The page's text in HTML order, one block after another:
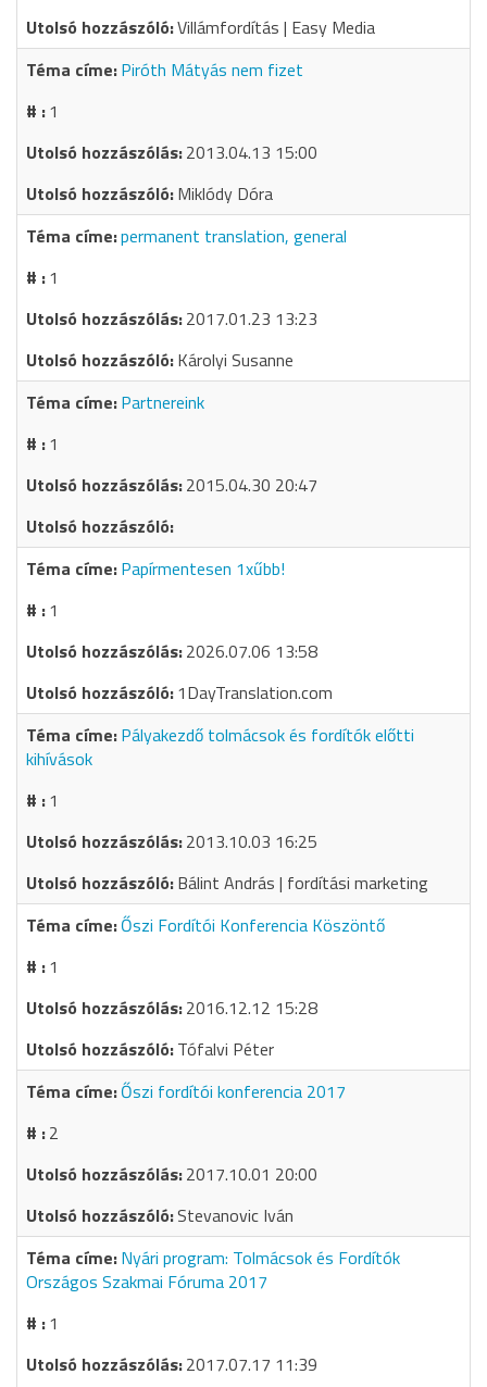
Villámfordítás | Easy Media
Piróth Mátyás nem fizet
1
2013.04.13 15:00
Miklódy Dóra
permanent translation, general
1
2017.01.23 13:23
Károlyi Susanne
Partnereink
1
2015.04.30 20:47
Papírmentesen 1xűbb!
1
2026.07.06 13:58
1DayTranslation.com
Pályakezdő tolmácsok és fordítók előtti
kihívások
1
2013.10.03 16:25
Bálint András | fordítási marketing
Őszi Fordítói Konferencia Köszöntő
1
2016.12.12 15:28
Tófalvi Péter
Őszi fordítói konferencia 2017
2
2017.10.01 20:00
Stevanovic Iván
Nyári program: Tolmácsok és Fordítók
Országos Szakmai Fóruma 2017
1
2017.07.17 11:39